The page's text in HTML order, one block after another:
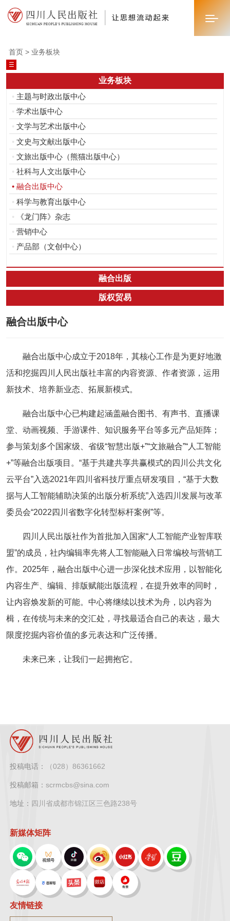
联系我们
首页 > 业务板块
☰
业务板块
• 主题与时政出版中心
• 学术出版中心
• 文学与艺术出版中心
• 文史与文献出版中心
• 文旅出版中心（熊猫出版中心）
• 社科与人文出版中心
• 融合出版中心
• 科学与教育出版中心
•
《龙门阵》杂志
• 营销中心
• 产品部（文创中心）
融合出版
版权贸易
融合出版中心
融合出版中心成立于2018年，其核心工作是为更好地激
活和挖掘四川人民出版社丰富的内容资源、作者资源，运用
新技术、培养新业态、拓展新模式。
融合出版中心已构建起涵盖融合图书、有声书、直播课
堂、动画视频、手游课件、知识服务平台等多元产品矩阵；
参与策划多个国家级、省级“智慧出版+”“文旅融合”“人工智能
+”等融合出版项目。“基于共建共享共赢模式的四川公共文化
云平台”入选2021年四川省科技厅重点研发项目，“基于大数
据与人工智能辅助决策的出版分析系统”入选四川发展与改革
委员会“2022四川省数字化转型标杆案例”等。
四川人民出版社作为首批加入国家“人工智能产业智库联
盟”的成员，社内编辑率先将人工智能融入日常编校与营销工
作。2025年，融合出版中心进一步深化技术应用，以智能化
内容生产、编辑、排版赋能出版流程，在提升效率的同时，
让内容焕发新的可能。中心将继续以技术为舟，以内容为
楫，在传统与未来的交汇处，寻找最适合自己的表达，最大
限度挖掘内容价值的多元表达和广泛传播。
未来已来，让我们一起拥抱它。
投稿电话： （028）86361662
投稿邮箱： scrmcbs@sina.com
地址： 四川省成都市锦江区三色路238号
新媒体矩阵
友情链接